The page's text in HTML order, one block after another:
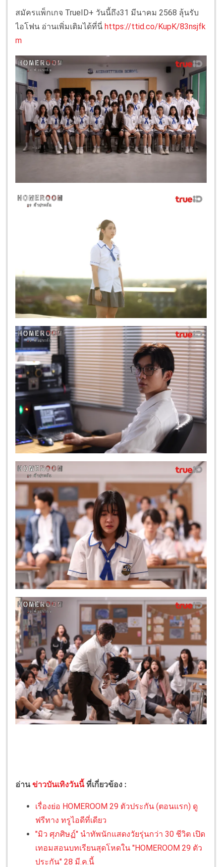
สมัครแพ็กเกจ TrueID+ วันนี้ถึง31 มีนาคม 2568 ลุ้นรับ
ไอโฟน อ่านเพิ่มเติมได้ที่นี่ https://ttid.co/KupK/83nsjfk
m
อ่านข่าวบันเทิงวันนี้ ที่เกี่ยวข้อง :
เรื่องย่อ HOMEROOM 29 ตัวประกัน (ตอนแรก) ดู
ฟรีทาง ทรูไอดีที่เดียว
"มิว ศุภศิษฏ์" นำทัพนักแสดงวัยรุ่นกว่า 30 ชีวิต เปิด
เทอมสอนบทเรียนสุดโหดใน "HOMEROOM 29 ตัว
ประกัน" 28 มี.ค.นี้